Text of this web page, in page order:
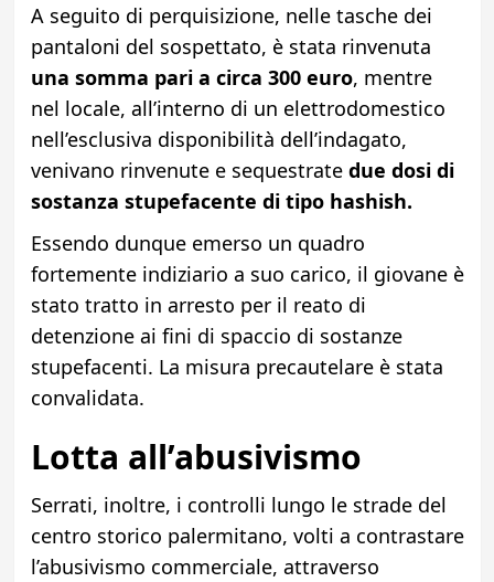
A seguito di perquisizione, nelle tasche dei
pantaloni del sospettato, è stata rinvenuta
una somma pari a circa 300 euro, mentre
nel locale, all’interno di un elettrodomestico
nell’esclusiva disponibilità dell’indagato,
venivano rinvenute e sequestrate due dosi di
sostanza stupefacente di tipo hashish.
Essendo dunque emerso un quadro
fortemente indiziario a suo carico, il giovane è
stato tratto in arresto per il reato di
detenzione ai fini di spaccio di sostanze
stupefacenti. La misura precautelare è stata
convalidata.
Lotta all’abusivismo
Serrati, inoltre, i controlli lungo le strade del
centro storico palermitano, volti a contrastare
l’abusivismo commerciale, attraverso